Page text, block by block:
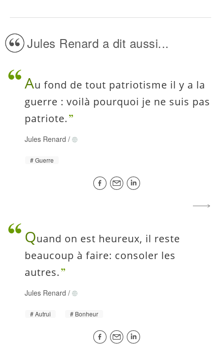
Jules Renard a dit aussi...
Au fond de tout patriotisme il y a la
guerre : voilà pourquoi je ne suis pas
patriote.
Jules Renard /
Guerre
Quand on est heureux, il reste
beaucoup à faire: consoler les
autres.
Jules Renard /
Autrui Bonheur